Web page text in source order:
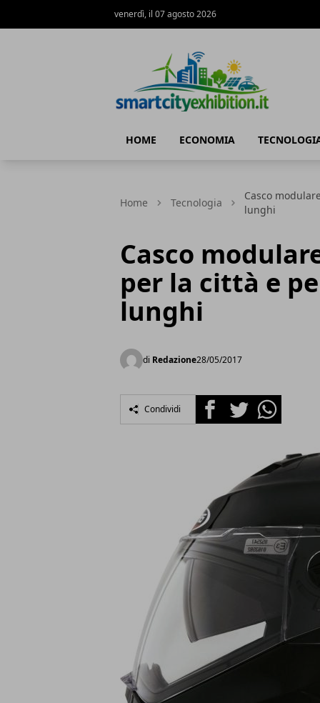
venerdì, il 07 agosto 2026
HOME ECONOMIA
Home Tecnologia
Casco
lunghi
Casco
per la città e
lunghi
di Redazione28/05/2017
Condividi FacebookTwitterWhatsapp